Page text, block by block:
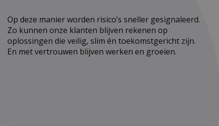
Op deze manier worden risico’s sneller gesignaleerd.
Zo kunnen onze klanten blijven rekenen op
oplossingen die veilig, slim én toekomstgericht zijn.
En met vertrouwen blijven werken en groeien.